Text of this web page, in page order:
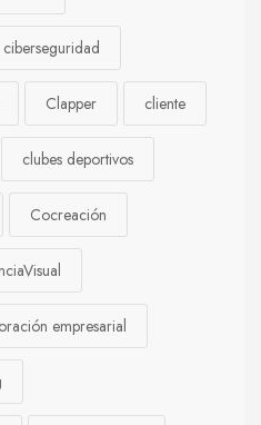
ciberseguridad
Clapper cliente
clubes deportivos
Cocreación
empresarial